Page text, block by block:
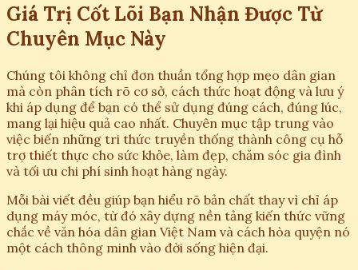
Giá Trị Cốt Lõi Bạn Nhận Được Từ
Chuyên Mục Này
Chúng tôi không chỉ đơn thuần tổng hợp mẹo dân gian
mà còn phân tích rõ cơ sở, cách thức hoạt động và lưu ý
khi áp dụng để bạn có thể sử dụng đúng cách, đúng lúc,
mang lại hiệu quả cao nhất. Chuyên mục tập trung vào
việc biến những tri thức truyền thống thành công cụ hỗ
trợ thiết thực cho sức khỏe, làm đẹp, chăm sóc gia đình
và tối ưu chi phí sinh hoạt hàng ngày.
Mỗi bài viết đều giúp bạn hiểu rõ bản chất thay vì chỉ áp
dụng máy móc, từ đó xây dựng nền tảng kiến thức vững
chắc về văn hóa dân gian Việt Nam và cách hòa quyện nó
một cách thông minh vào đời sống hiện đại.